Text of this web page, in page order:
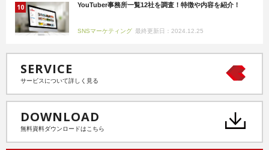
YouTuber事務所一覧12社を調査！特徴や内容を紹介！
SNSマーケティング 最終更新日：2024.12.25
SERVICE
サービスについて詳しく見る
DOWNLOAD
無料資料ダウンロードはこちら